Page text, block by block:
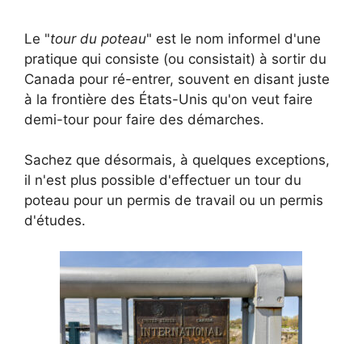
Le "tour du poteau" est le nom informel d'une
pratique qui consiste (ou consistait) à sortir du
Canada pour ré-entrer, souvent en disant juste
à la frontière des États-Unis qu'on veut faire
demi-tour pour faire des démarches.
Sachez que désormais, à quelques exceptions,
il n'est plus possible d'effectuer un tour du
poteau pour un permis de travail ou un permis
d'études.